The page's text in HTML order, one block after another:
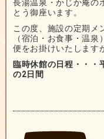
長湯温泉・かじか庵の
とう御座います。
この度、施設の定期メ
（宿泊・お食事・温
便をお掛けいたします
臨時休館の日程・・・
の2日間